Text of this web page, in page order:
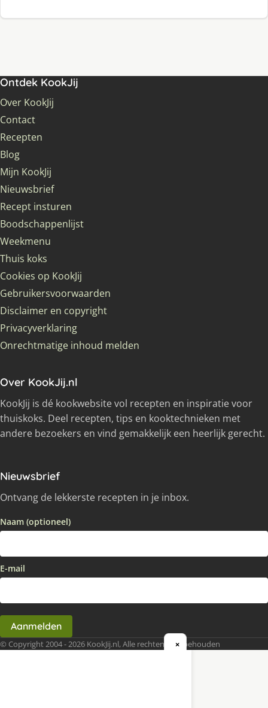
Ontdek KookJij
Over KookJij
Contact
Recepten
Blog
Mijn KookJij
Nieuwsbrief
Recept insturen
Boodschappenlijst
Weekmenu
Thuis koks
Cookies op KookJij
Gebruikersvoorwaarden
Disclaimer en copyright
Privacyverklaring
Onrechtmatige inhoud melden
Over KookJij.nl
KookJij is dé kookwebsite vol recepten en inspiratie voor
thuiskoks. Deel recepten, tips en kooktechnieken met
andere bezoekers en vind gemakkelijk een heerlijk gerecht.
Nieuwsbrief
Ontvang de lekkerste recepten in je inbox.
Naam (optioneel)
E-mail
Aanmelden
© Copyright 2004 - 2026 KookJij.nl, Alle rechten voorbehouden
×